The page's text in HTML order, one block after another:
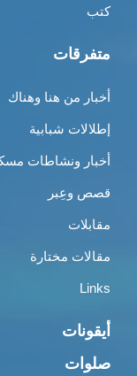
كتب
متفرقات
أخبار من هنا وهناك
إطلالات شبابية
أخبار ونشاطات
قصص وعِبر
مقابلات
مقالات مختارة
Links
أيقونات
صلوات